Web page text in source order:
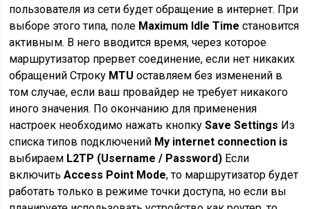
пользователя из сети будет обращение в интернет. При
выборе этого типа, поле Maximum Idle Time становится
активным. В него вводится время, через которое
маршрутизатор прервет соединение, если нет никаких
обращений Строку MTU оставляем без изменений в
том случае, если ваш провайдер не требует никакого
иного значения. По окончанию для применения
настроек необходимо нажать кнопкуSave Settings Из
списка типов подключений My internet connection is
выбираем L2TP (Username / Password) Если
включитьAccess Point Mode, то маршрутизатор будет
работать только в режиме точки доступа, но если вы